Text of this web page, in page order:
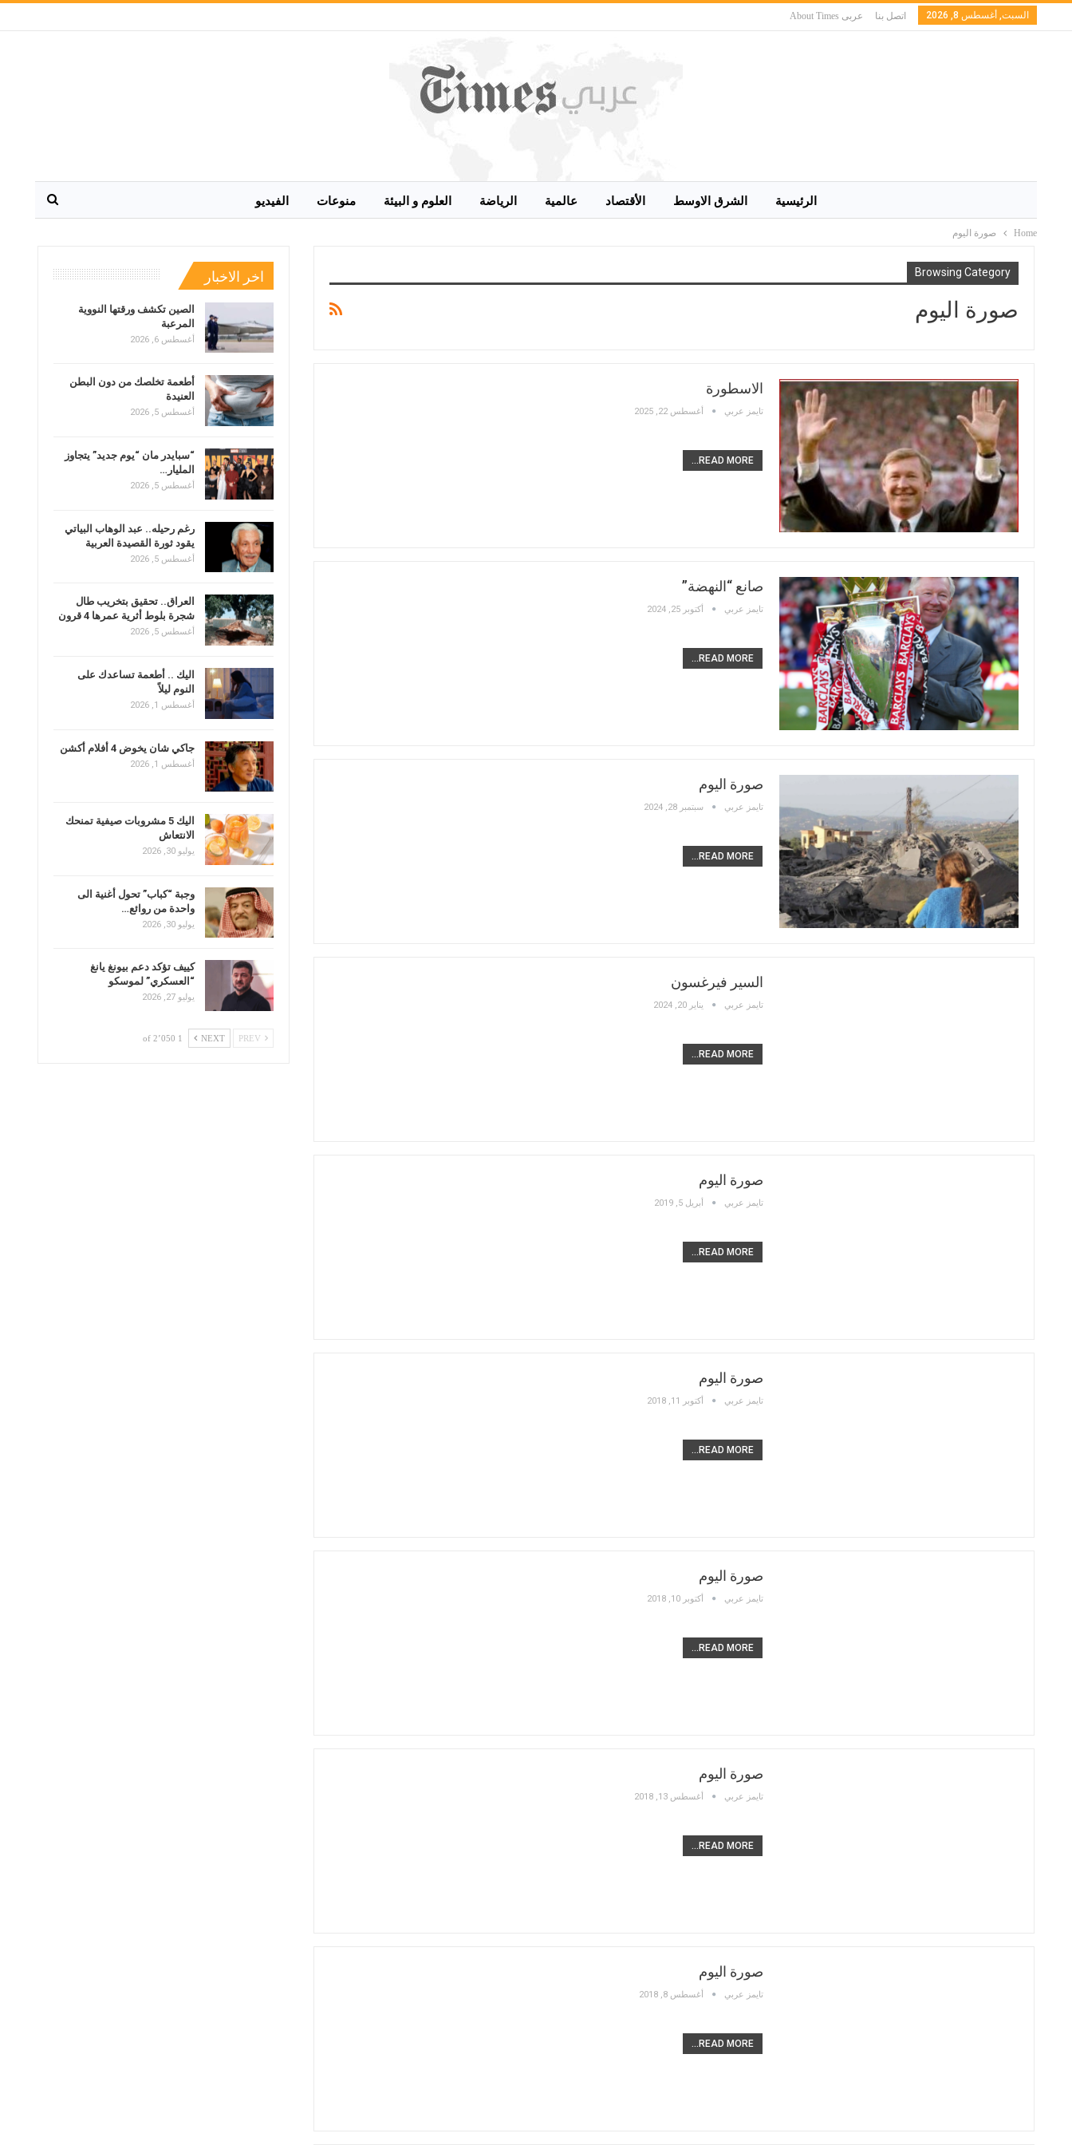
السبت, أغسطس 8, 2026 اتصل بنا عربى About Times
الرئيسية الشرق الاوسط الأقتصاد عالمية الرياضة العلوم و البيئة منوعات الفيديو
Home صورة اليوم
Browsing Category
صورة اليوم
الاسطورة
تايمز عربي أغسطس 22, 2025
READ MORE...
صانع “النهضة”
تايمز عربي أكتوبر 25, 2024
READ MORE...
صورة اليوم
تايمز عربي سبتمبر 28, 2024
READ MORE...
السير فيرغسون
تايمز عربي يناير 20, 2024
READ MORE...
صورة اليوم
تايمز عربي أبريل 5, 2019
READ MORE...
صورة اليوم
تايمز عربي أكتوبر 11, 2018
READ MORE...
صورة اليوم
تايمز عربي أكتوبر 10, 2018
READ MORE...
صورة اليوم
تايمز عربي أغسطس 13, 2018
READ MORE...
صورة اليوم
تايمز عربي أغسطس 8, 2018
READ MORE...
اخر الاخبار
الصين تكشف ورقتها النووية
المرعبة
أغسطس 6, 2026
أطعمة تخلصك من دون البطن
العنيدة
أغسطس 5, 2026
“سبايدر مان “يوم جديد” يتجاوز
المليار…
أغسطس 5, 2026
رغم رحيله.. عبد الوهاب البياتي
يقود ثورة القصيدة العربية
أغسطس 5, 2026
العراق.. تحقيق بتخريب طال
شجرة بلوط أثرية عمرها 4 قرون
أغسطس 5, 2026
اليك .. أطعمة تساعدك على
النوم ليلاً
أغسطس 1, 2026
جاكي شان يخوض 4 أفلام أكشن
أغسطس 1, 2026
اليك 5 مشروبات صيفية تمنحك
الانتعاش
يوليو 30, 2026
وجبة “كباب” تحول أغنية الى
واحدة من روائع…
يوليو 30, 2026
كييف تؤكد دعم بيونغ يانغ
“العسكري” لموسكو
يوليو 27, 2026
NEXT 1 of 2٬050